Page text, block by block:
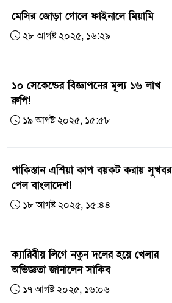
মেসির জোড়া গোলে ফাইনালে মিয়ামি
২৮ আগষ্ট ২০২৫, ১৬:২৯
১০ সেকেন্ডের বিজ্ঞাপনের মূল্য ১৬ লাখ
রুপি!
১৯ আগষ্ট ২০২৫, ১৫:৫৮
পাকিস্তান এশিয়া কাপ বয়কট করায় সুখবর
পেল বাংলাদেশ!
১৮ আগষ্ট ২০২৫, ১৫:৪৪
ক্যারিবীয় লিগে নতুন দলের হয়ে খেলার
অভিজ্ঞতা জানালেন সাকিব
১৭ আগষ্ট ২০২৫, ১৬:০৬